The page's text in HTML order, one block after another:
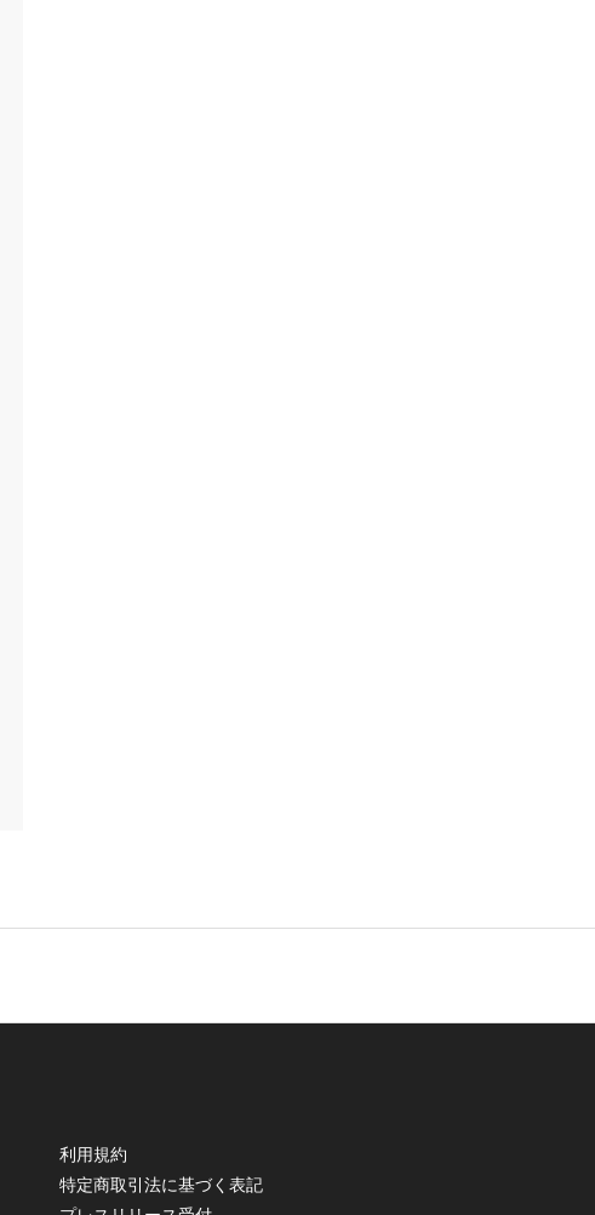
利用規約
特定商取引法に基づく表記